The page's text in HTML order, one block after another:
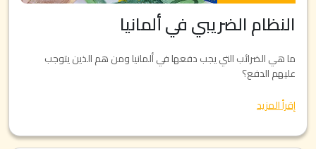
النظام الضريبي في ألمانيا
ما هي الضرائب التي يجب دفعها في ألمانيا ومن هم الذين يتوجب
عليهم الدفع؟
إقرأ المزيد